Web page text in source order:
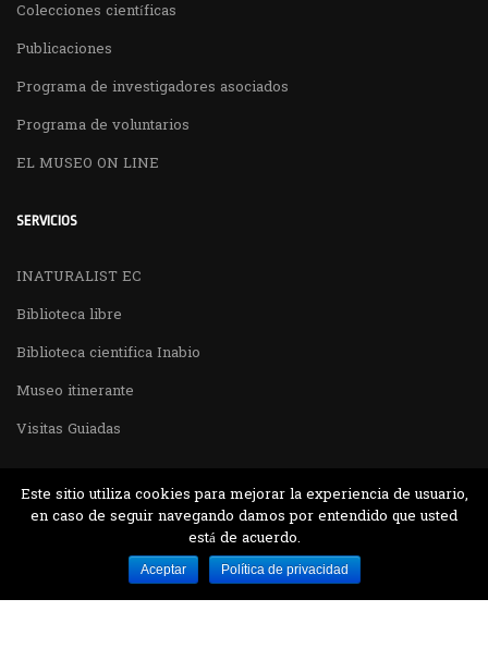
Colecciones científicas
Publicaciones
Programa de investigadores asociados
Programa de voluntarios
EL MUSEO ON LINE
SERVICIOS
INATURALIST EC
Biblioteca libre
Biblioteca cientifica Inabio
Museo itinerante
Visitas Guiadas
Desarrollado por MJTEC.
Este sitio utiliza cookies para mejorar la experiencia de usuario,
en caso de seguir navegando damos por entendido que usted
está de acuerdo.
Aceptar Política de privacidad